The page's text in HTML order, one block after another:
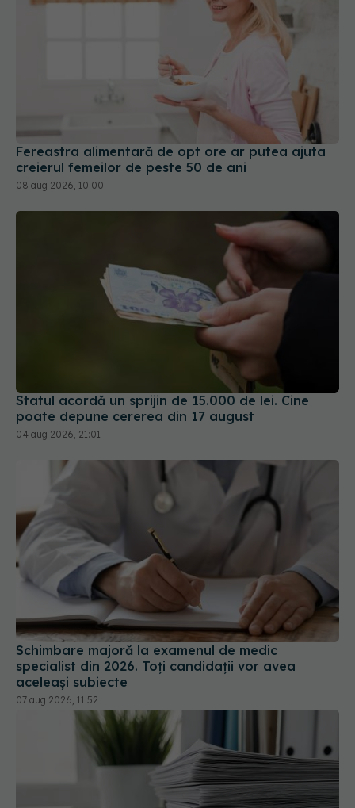
Fereastra alimentară de opt ore ar putea ajuta
creierul femeilor de peste 50 de ani
08 aug 2026, 10:00
Statul acordă un sprijin de 15.000 de lei. Cine
poate depune cererea din 17 august
04 aug 2026, 21:01
Schimbare majoră la examenul de medic
specialist din 2026. Toți candidații vor avea
aceleași subiecte
07 aug 2026, 11:52